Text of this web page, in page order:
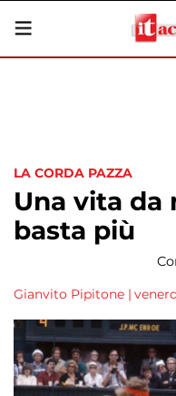
LA CORDA PAZZA
Una vita da
basta più
Gianvito Pipitone |